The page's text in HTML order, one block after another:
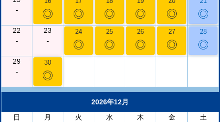
-
◎ ◎ ◎ ◎ ◎ ◎
22
-
23
-
24
◎
25
◎
26
◎
27
◎
28
◎
29
-
30
◎
2026年12月
日
月 火 水 木 金
土